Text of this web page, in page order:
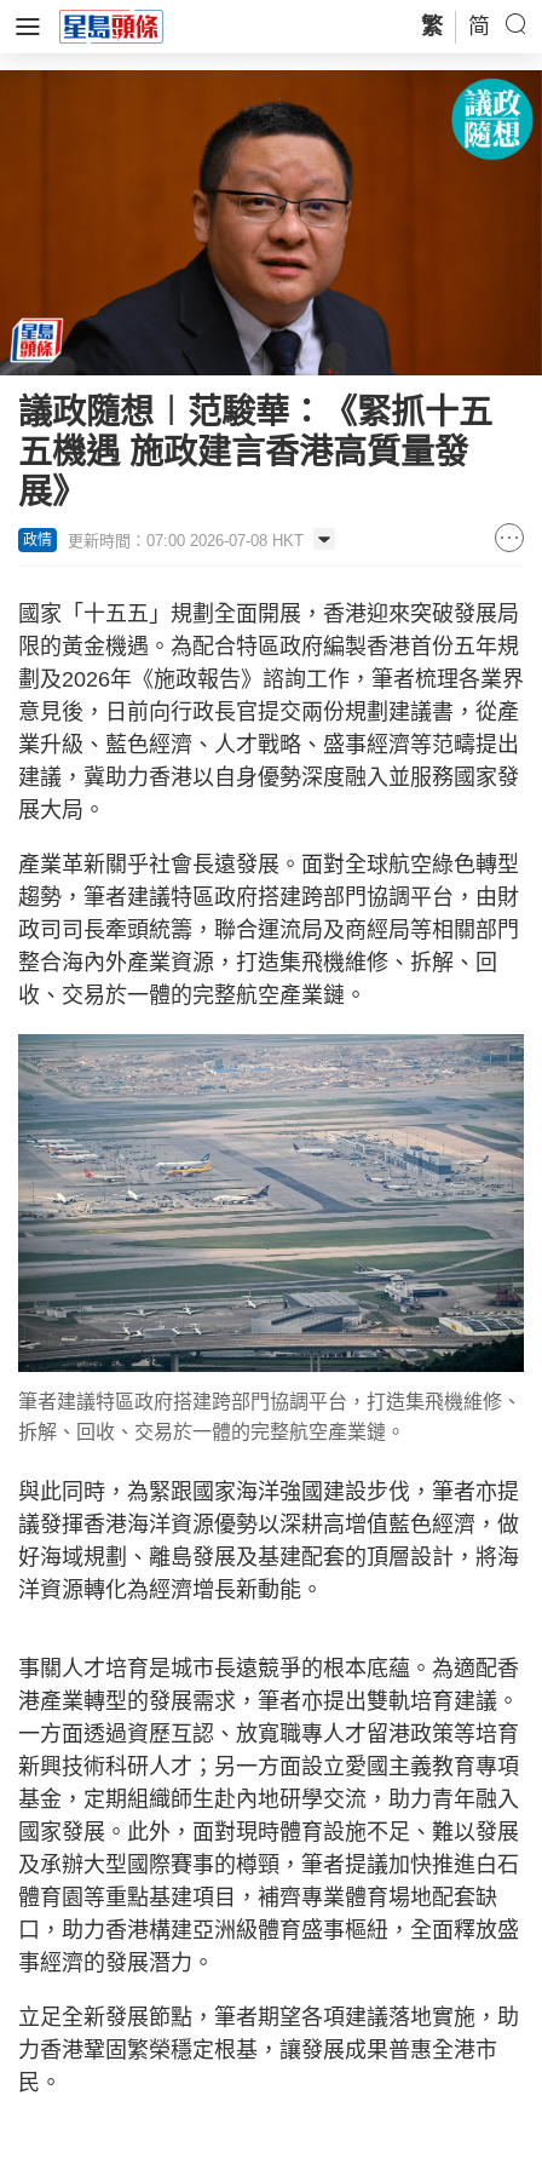
繁 简
議政隨想︱范駿華：《緊抓十五
五機遇 施政建言香港高質量發
展》
政情 更新時間：07:00 2026-07-08 HKT
國家「十五五」規劃全面開展，香港迎來突破發展局
限的黃金機遇。為配合特區政府編製香港首份五年規
劃及2026年《施政報告》諮詢工作，筆者梳理各業界
意見後，日前向行政長官提交兩份規劃建議書，從產
業升級、藍色經濟、人才戰略、盛事經濟等范疇提出
建議，冀助力香港以自身優勢深度融入並服務國家發
展大局。
產業革新關乎社會長遠發展。面對全球航空綠色轉型
趨勢，筆者建議特區政府搭建跨部門協調平台，由財
政司司長牽頭統籌，聯合運流局及商經局等相關部門
整合海內外產業資源，打造集飛機維修、拆解、回
收、交易於一體的完整航空產業鏈。
筆者建議特區政府搭建跨部門協調平台，打造集飛機維修、
拆解、回收、交易於一體的完整航空產業鏈。
與此同時，為緊跟國家海洋強國建設步伐，筆者亦提
議發揮香港海洋資源優勢以深耕高增值藍色經濟，做
好海域規劃、離島發展及基建配套的頂層設計，將海
洋資源轉化為經濟增長新動能。
事關人才培育是城市長遠競爭的根本底蘊。為適配香
港產業轉型的發展需求，筆者亦提出雙軌培育建議。
一方面透過資歷互認、放寬職專人才留港政策等培育
新興技術科研人才；另一方面設立愛國主義教育專項
基金，定期組織師生赴內地研學交流，助力青年融入
國家發展。此外，面對現時體育設施不足、難以發展
及承辦大型國際賽事的樽頸，筆者提議加快推進白石
體育園等重點基建項目，補齊專業體育場地配套缺
口，助力香港構建亞洲級體育盛事樞紐，全面釋放盛
事經濟的發展潛力。
立足全新發展節點，筆者期望各項建議落地實施，助
力香港鞏固繁榮穩定根基，讓發展成果普惠全港市
民。